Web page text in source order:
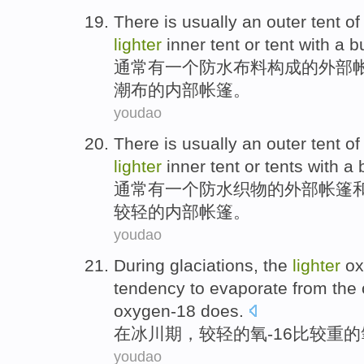
There is usually an outer tent of
lighter inner tent or tent with a
通常有一个防水布料构成的外部
潮布的内部帐篷。
youdao
There is usually an outer tent of
lighter inner tent or tents with a
通常有一个防水织物的外部帐篷
较轻的内部帐篷。
youdao
During glaciations, the lighter
tendency to evaporate from the
oxygen-18 does.
在冰川期 ， 较轻的氧-16比较重的
youdao